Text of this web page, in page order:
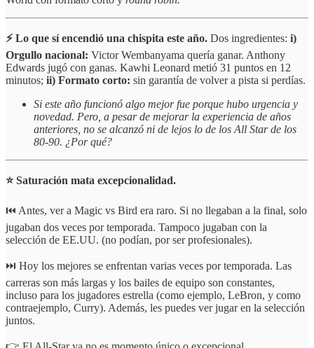
⚡ Lo que sí encendió una chispita este año. Dos ingredientes: i)
Orgullo nacional: Victor Wembanyama quería ganar. Anthony
Edwards jugó con ganas. Kawhi Leonard metió 31 puntos en 12
minutos; ii) Formato corto: sin garantía de volver a pista si perdías.
Si este año funcionó algo mejor fue porque hubo urgencia y
novedad. Pero, a pesar de mejorar la experiencia de años
anteriores, no se alcanzó ni de lejos lo de los All Star de los
80-90. ¿Por qué?
⭐️ Saturación mata excepcionalidad.
⏮️ Antes, ver a Magic vs Bird era raro. Si no llegaban a la final, solo
jugaban dos veces por temporada. Tampoco jugaban con la
selección de EE.UU. (no podían, por ser profesionales).
⏭️ Hoy los mejores se enfrentan varias veces por temporada. Las
carreras son más largas y los bailes de equipo son constantes,
incluso para los jugadores estrella (como ejemplo, LeBron, y como
contraejemplo, Curry). Además, les puedes ver jugar en la selección
juntos.